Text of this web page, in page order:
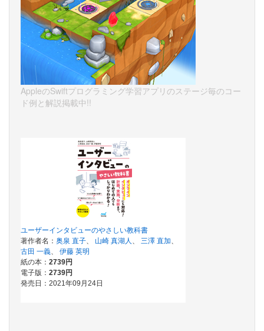
AppleのSwiftプログラミング学習アプリのステージ毎のコー
ド例と解説掲載中!!